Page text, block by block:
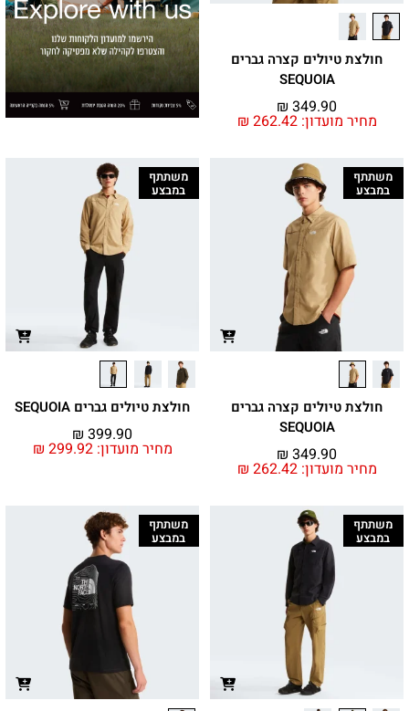
חולצת טיולים קצרה גברים
SEQUOIA
מחיר מועדון: ₪ 262.42
₪ 349.90
משתתף
במבצע
חולצת טיולים קצרה גברים
SEQUOIA
מחיר מועדון: ₪ 262.42
₪ 349.90
משתתף
במבצע
חולצת טיולים גברים SEQUOIA
מחיר מועדון: ₪ 299.92
₪ 399.90
משתתף
במבצע
משתתף
במבצע